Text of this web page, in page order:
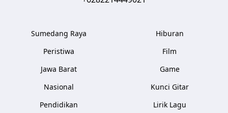
Sumedang Raya
Peristiwa
Jawa Barat
Nasional
Pendidikan
Hiburan
Film
Game
Kunci Gitar
Lirik Lagu